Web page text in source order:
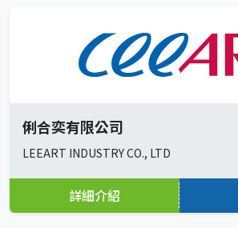
俐合奕有限公司
LEEART INDUSTRY CO., LTD
詳細介紹